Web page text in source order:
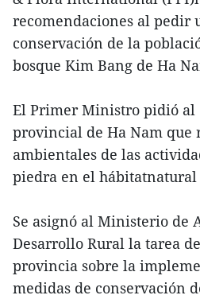
recomendaciones al pedir
conservación de la
bosque Kim Bang de Ha
El Primer Ministro pidió al
provincial de Ha Nam que
ambientales de las
piedra en el hábitatnatural
Se asignó al Ministerio de
Desarrollo Rural la tarea
provincia sobre la
medidas de conservación